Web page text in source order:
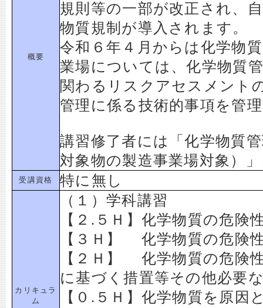
概要
規則等の一部が改正され、
物質規制が導入されます。
令和６年４月からは化学物
業場については、化学物質
関わるリスクアセスメント
管理に係る技術的事項を管
講習修了者には「化学物質
対象物の製造事業場対象）
受講資格 特に無し
カリキュラ
ム
（１）学科講習
【２.５Ｈ】化学物質の危険
【３Ｈ】 化学物質の危険
【２Ｈ】 化学物質の危険
に基づく措置等その他必要
【０.５Ｈ】化学物質を原因